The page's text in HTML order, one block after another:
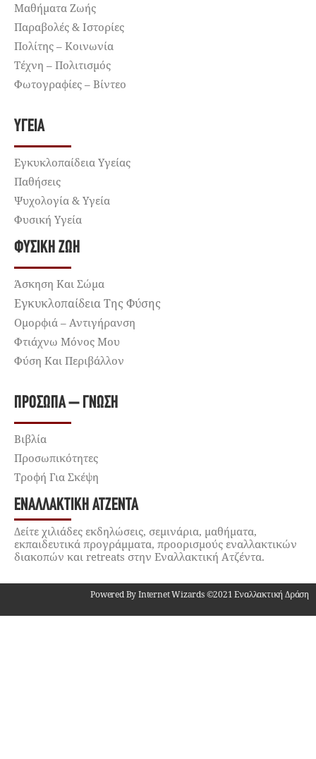
Μαθήματα Ζωής
Παραβολές & Ιστορίες
Πολίτης – Κοινωνία
Τέχνη – Πολιτισμός
Φωτογραφίες – Βίντεο
ΥΓΕΊΑ
Εγκυκλοπαίδεια Υγείας
Παθήσεις
Ψυχολογία & Υγεία
Φυσική Υγεία
ΦΥΣΙΚΉ ΖΩΉ
Άσκηση Και Σώμα
Εγκυκλοπαίδεια Της Φύσης
Ομορφιά – Αντιγήρανση
Φτιάχνω Μόνος Μου
Φύση Και Περιβάλλον
ΠΡΌΣΩΠΑ – ΓΝΏΣΗ
Βιβλία
Προσωπικότητες
Τροφή Για Σκέψη
ΕΝΑΛΛΑΚΤΙΚΉ ΑΤΖΈΝΤΑ
Δείτε χιλιάδες εκδηλώσεις, σεμινάρια, μαθήματα,
εκπαιδευτικά προγράμματα, προορισμούς εναλλακτικών
διακοπών και retreats στην Εναλλακτική Ατζέντα.
Powered By Internet Wizards ©2021 Εναλλακτική Δράση